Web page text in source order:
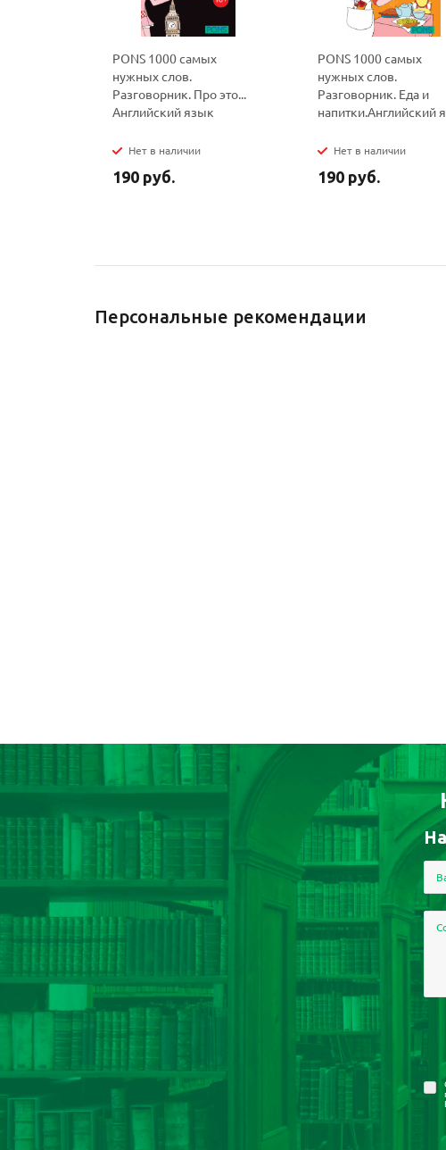
PONS 1000 самых
нужных слов.
Разговорник. Про это...
Английский язык
Нет в наличии
190 руб.
PONS 1000 самых
нужных слов.
Разговорник. Еда и
напитки.Английский
Нет в наличии
190 руб.
Персональные рекомендации